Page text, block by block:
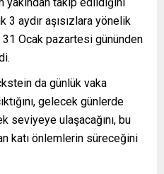
3 aydır aşısızlara yönelik
31 Ocak pazartesi gününden
da günlük vaka
gelecek günlerde
seviyeye ulaşacağını, bu
katı önlemlerin süreceğini